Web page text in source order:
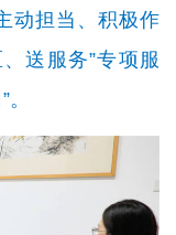
动担当、积极作
送服务”专项服